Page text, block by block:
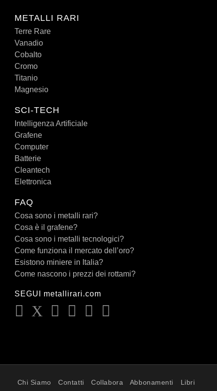
METALLI RARI
Terre Rare
Vanadio
Cobalto
Cromo
Titanio
Magnesio
SCI-TECH
Intelligenza Artificiale
Grafene
Computer
Batterie
Cleantech
Elettronica
FAQ
Cosa sono i metalli rari?
Cosa è il grafene?
Cosa sono i metalli tecnologici?
Come funziona il mercato dell’oro?
Esistono miniere in Italia?
Come nascono i prezzi dei rottami?
SEGUI metallirari.com
Chi Siamo Contatti Collabora Abbonamenti Libri